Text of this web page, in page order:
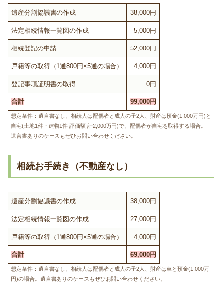
遺産分割協議書の作成 38,000円
法定相続情報一覧図の作成 5,000円
相続登記の申請 52,000円
戸籍等の取得（1通800円×5通の場合） 4,000円
登記事項証明書の取得 0円
合計 99,000円
想定条件：遺言書なし、相続人は配偶者と成人の子2人、財産は預金(1,000万円)と
自宅(土地1件・建物1件 評価額 計2,000万円)で、配偶者が自宅を取得する場合。
遺言書ありのケースもぜひお問い合わせください。
相続お手続き（不動産なし）
遺産分割協議書の作成 38,000円
法定相続情報一覧図の作成 27,000円
戸籍等の取得（1通800円×5通の場合） 4,000円
合計 69,000円
想定条件：遺言書なし、相続人は配偶者と成人の子2人、財産は車と預金(1,000万
円)の場合。遺言書ありのケースもぜひお問い合わせください。